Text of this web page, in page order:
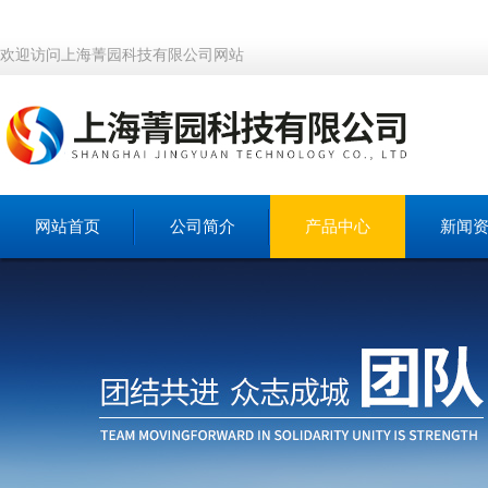
欢迎访问上海菁园科技有限公司网站
网站首页 公司简介 产品中心 新闻